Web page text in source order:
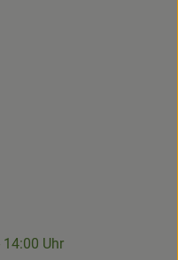
die.hofkiste/
p/Die-
14:00 Uhr